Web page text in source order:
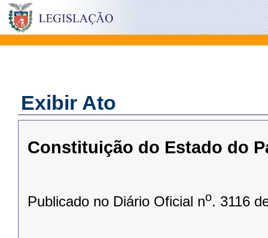
Exibir Ato
Constituição do Estado do
Publicado no Diário Oficial no. 3116